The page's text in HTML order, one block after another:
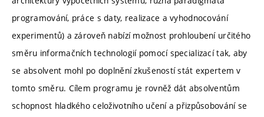
programování, práce s daty, realizace a vyhodnocování
experimentů) a zároveň nabízí možnost prohloubení určitého
směru informačních technologií pomocí specializací tak, aby
se absolvent mohl po doplnění zkušeností stát expertem v
tomto směru. Cílem programu je rovněž dát absolventům
schopnost hladkého celoživotního učení a přizpůsobování se